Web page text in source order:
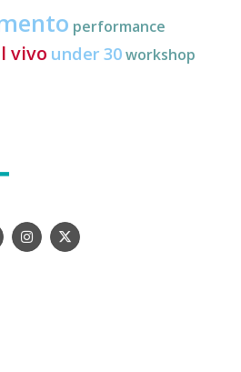
performance
vivo under 30workshop